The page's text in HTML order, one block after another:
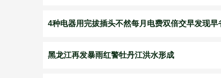
4种电器用完拔插头不然每月电费双倍交早发现早
黑龙江再发暴雨红警牡丹江洪水形成